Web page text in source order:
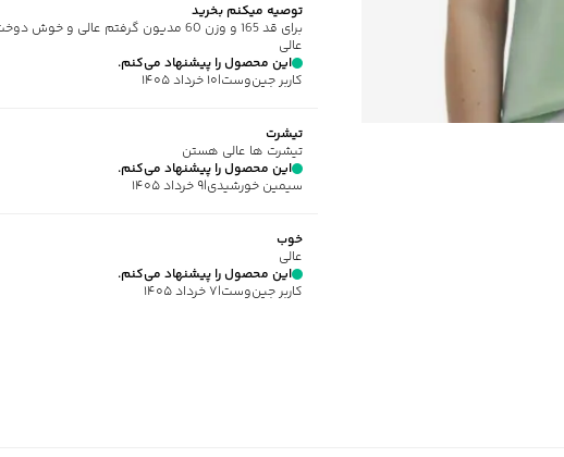
نوع شستشو:دستی/ماشینی
نحوه شستشو
ماکزیمم دمای شستشو:30 درجه سانتی‌گراد
برند :جوتي جينز
زیر گروه:تی شرت
توصیه میکنم بخرید
برای قد 165 و وزن 60 مدیون گرفتم
عالی
این محصول را پیشنهاد می‌کنم.
کاربر جین‌وست|۱۰ خرداد ۱۴۰۵
تیشرت
تیشرت ها عالی هستن
این محصول را پیشنهاد می‌کنم.
سیمین خورشیدی|۹ خرداد ۱۴۰۵
خوب
عالی
این محصول را پیشنهاد می‌کنم.
کاربر جین‌وست|۷ خرداد ۱۴۰۵